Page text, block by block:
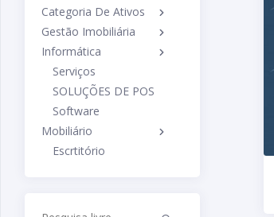
Categoria De Ativos
Gestão Imobiliária
Informática
Serviços
SOLUÇÕES DE POS
Software
Mobiliário
Escrtitório
Multifuncionais